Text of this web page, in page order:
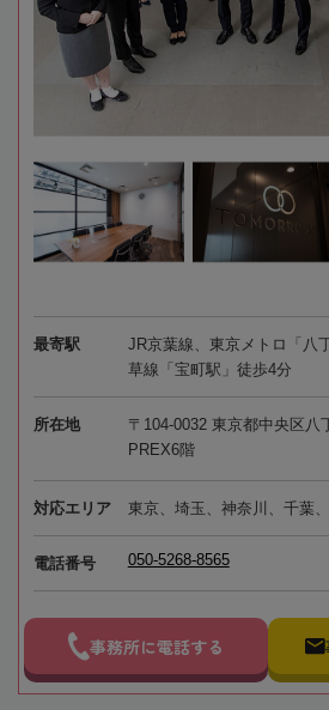
最寄駅
JR京葉線、東京メトロ「八
草線「宝町駅」徒歩4分
所在地
〒104-0032 東京都中央区
PREX6階
対応エリア 東京、埼玉、神奈川、千葉
電話番号 050-5268-8565
事務所に電話する